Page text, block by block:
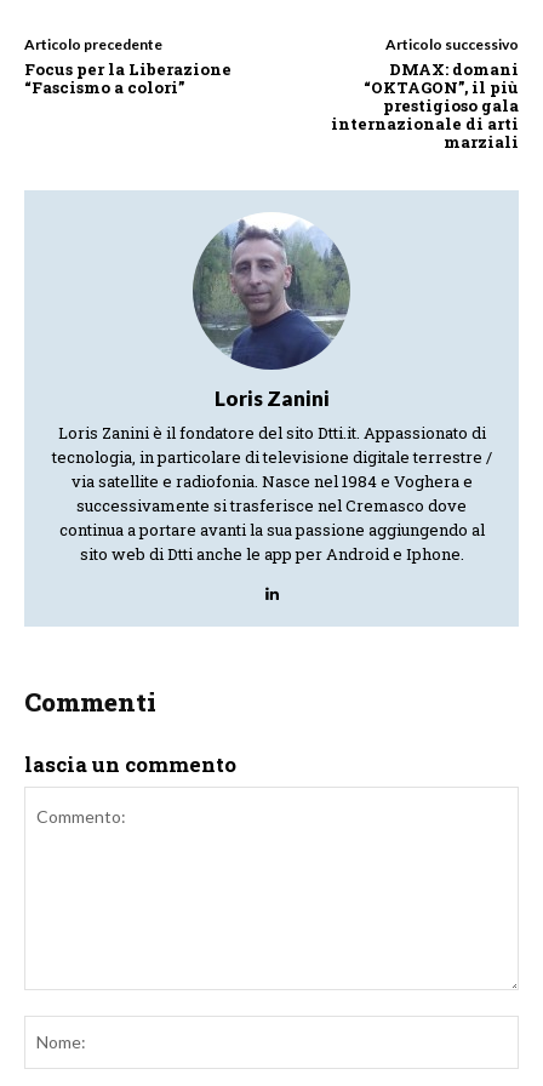
Articolo precedente
Focus per la Liberazione
“Fascismo a colori”
Articolo successivo
DMAX: domani
“OKTAGON”, il più
prestigioso gala
internazionale di arti
marziali
Loris Zanini
Loris Zanini è il fondatore del sito Dtti.it. Appassionato di
tecnologia, in particolare di televisione digitale terrestre /
via satellite e radiofonia. Nasce nel 1984 e Voghera e
successivamente si trasferisce nel Cremasco dove
continua a portare avanti la sua passione aggiungendo al
sito web di Dtti anche le app per Android e Iphone.
Commenti
lascia un commento